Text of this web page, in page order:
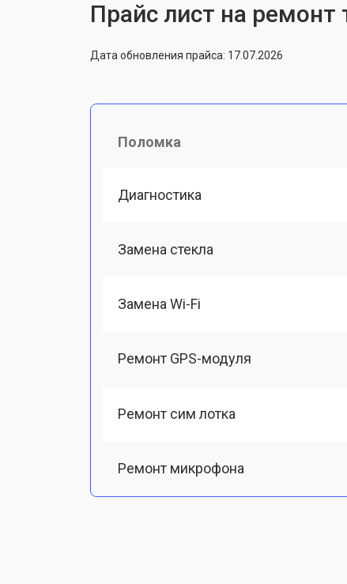
Прайс лист на ремонт
Дата обновления прайса: 17.07.2026
Поломка
Диагностика
Замена стекла
Замена Wi-Fi
Ремонт GPS-модуля
Ремонт сим лотка
Ремонт микрофона